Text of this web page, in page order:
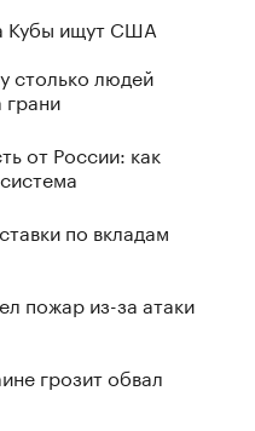
Кубы ищут США
столько людей
грани
от России: как
по вкладам
пожар из-за атаки
грозит обвал